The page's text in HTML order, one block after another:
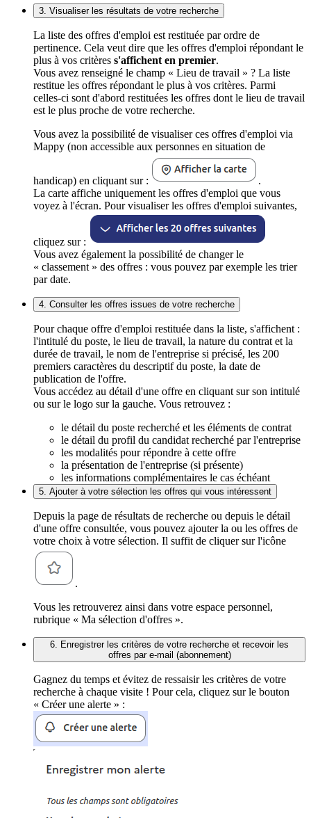
3. Visualiser les résultats de votre recherche
La liste des offres d'emploi est restituée par ordre de
pertinence. Cela veut dire que les offres d'emploi répondant le
plus à vos critères s'affichent en premier.
Vous avez renseigné le champ « Lieu de travail » ? La liste
restitue les offres répondant le plus à vos critères. Parmi
celles-ci sont d'abord restituées les offres dont le lieu de travail
est le plus proche de votre recherche.
Vous avez la possibilité de visualiser ces offres d'emploi via
Mappy (non accessible aux personnes en situation de
handicap) en cliquant sur :
.
La carte affiche uniquement les offres d'emploi que vous
voyez à l'écran. Pour visualiser les offres d'emploi suivantes,
cliquez sur :
Vous avez également la possibilité de changer le
« classement » des offres : vous pouvez par exemple les trier
par date.
4. Consulter les offres issues de votre recherche
Pour chaque offre d'emploi restituée dans la liste, s'affichent :
l'intitulé du poste, le lieu de travail, la nature du contrat et la
durée de travail, le nom de l'entreprise si précisé, les 200
premiers caractères du descriptif du poste, la date de
publication de l'offre.
Vous accédez au détail d'une offre en cliquant sur son intitulé
ou sur le logo sur la gauche. Vous retrouvez :
le détail du poste recherché et les éléments de contrat
le détail du profil du candidat recherché par l'entreprise
les modalités pour répondre à cette offre
la présentation de l'entreprise (si présente)
les informations complémentaires le cas échéant
5. Ajouter à votre sélection les offres qui vous intéressent
Depuis la page de résultats de recherche ou depuis le détail
d'une offre consultée, vous pouvez ajouter la ou les offres de
votre choix à votre sélection. Il suffit de cliquer sur l'icône
.
Vous les retrouverez ainsi dans votre espace personnel,
rubrique « Ma sélection d'offres ».
6. Enregistrer les critères de votre recherche et recevoir les
offres par e-mail (abonnement)
Gagnez du temps et évitez de ressaisir les critères de votre
recherche à chaque visite ! Pour cela, cliquez sur le bouton
« Créer une alerte » :